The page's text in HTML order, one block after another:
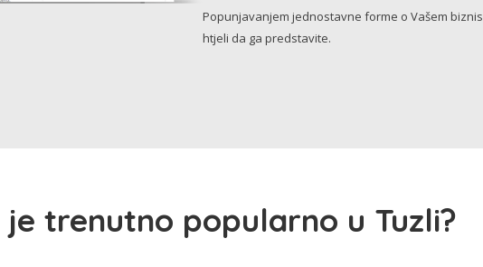
Popunjavanjem jednostavne forme o Vašem
htjeli da ga predstavite.
je trenutno popularno u Tuzli?